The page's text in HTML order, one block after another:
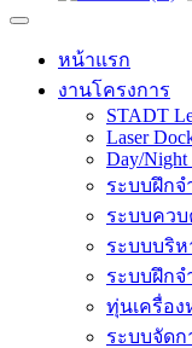
หน้าแรก
งานโครงการ
STADT
Laser
Day/Night
ระบบฝึกจ
ระบบคว
ระบบบริห
ระบบฝึกจ
ทุ่นเครื่อง
ระบบจัดก